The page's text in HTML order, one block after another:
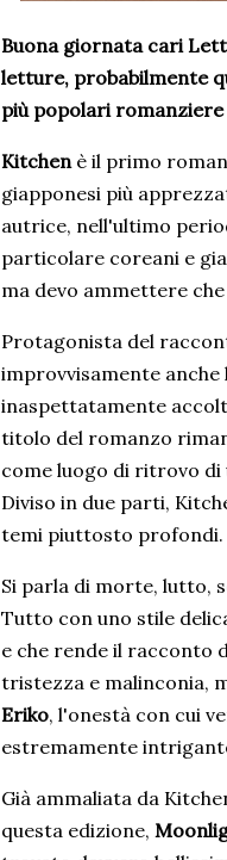
Buona giornata cari
letture, probabilmente
più popolari
Kitchenè il primo
giapponesi più
autrice, nell'ultimo
particolare coreani e
ma devo ammettere
Protagonista del
improvvisamente anche
inaspettatamente
titolo del romanzo
come luogo di ritrovo di
Diviso in due parti,
temi piuttosto profondi.
Si parla di morte, lutto,
Tutto con uno stile
e che rende il racconto
tristezza e malinconia,
Eriko, l'onestà con cui
estremamente
Già ammaliata da
questa edizione,